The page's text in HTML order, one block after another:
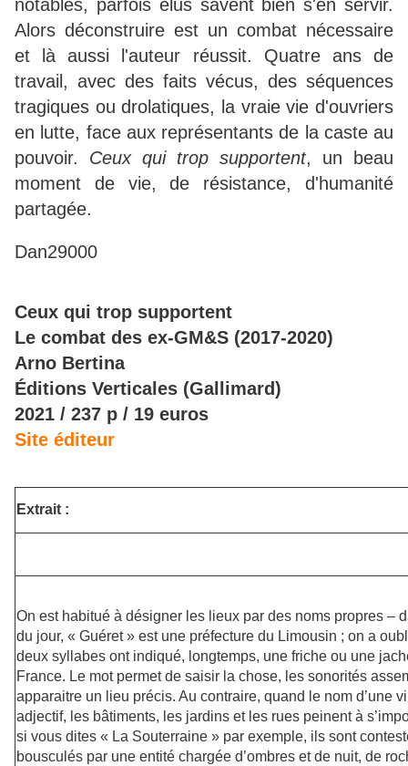
notables, parfois élus savent bien s'en servir.
Alors déconstruire est un combat nécessaire
et là aussi l'auteur réussit. Quatre ans de
travail, avec des faits vécus, des séquences
tragiques ou drolatiques, la vraie vie d'ouvriers
en lutte, face aux représentants de la caste au
pouvoir. Ceux qui trop supportent, un beau
moment de vie, de résistance, d'humanité
partagée.
Dan29000
Ceux qui trop supportent
Le combat des ex-GM&S (2017-2020)
Arno Bertina
Éditions Verticales (Gallimard)
2021 / 237 p / 19 euros
Site éditeur
Extrait :
On est habitué à désigner les lieux par des noms propres –
du jour, « Guéret » est une préfecture du Limousin ; on a
deux syllabes ont indiqué, longtemps, une friche ou une
France. Le mot permet de saisir la chose, les sonorités
apparaitre un lieu précis. Au contraire, quand le nom d’une
adjectif, les bâtiments, les jardins et les rues peinent à
si vous dites « La Souterraine » par exemple, ils sont
bousculés par une entité chargée d’ombres et de nuit, de